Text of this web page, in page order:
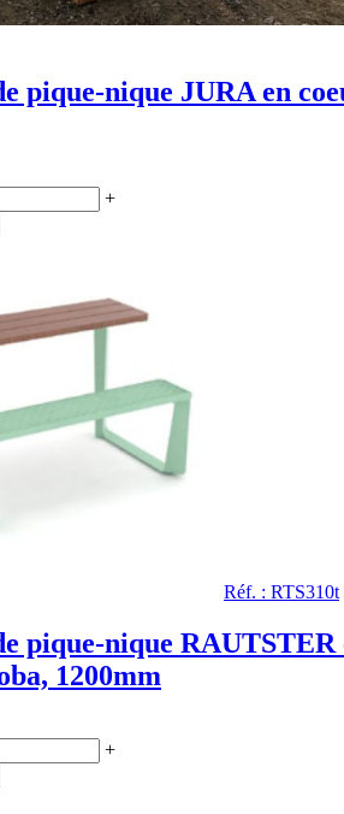
pique-nique JURA en
+
Réf. : RTS310t
pique-nique RAUTSTER
1200mm
+